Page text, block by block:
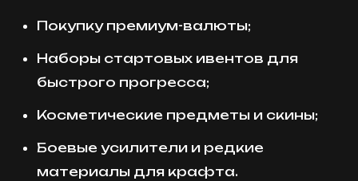
Покупку премиум-валюты;
Наборы стартовых ивентов для
быстрого прогресса;
Косметические предметы и скины;
Боевые усилители и редкие
материалы для крафта.